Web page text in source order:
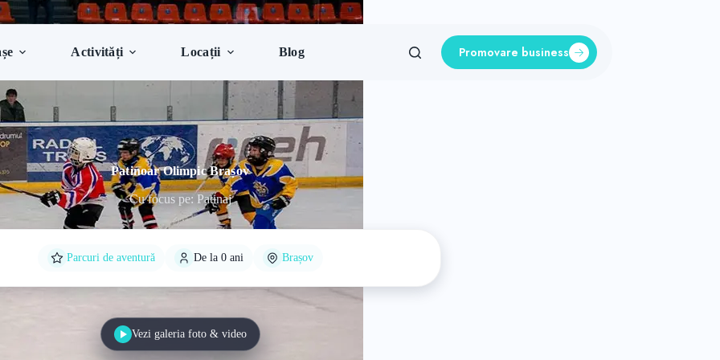
Activități Locații Blog Promovare business
Patinoar Olimpic Brașov
Cu focus pe: Patinaj
Parcuri de aventură De la 0 ani Brașov
Vezi galeria foto & video